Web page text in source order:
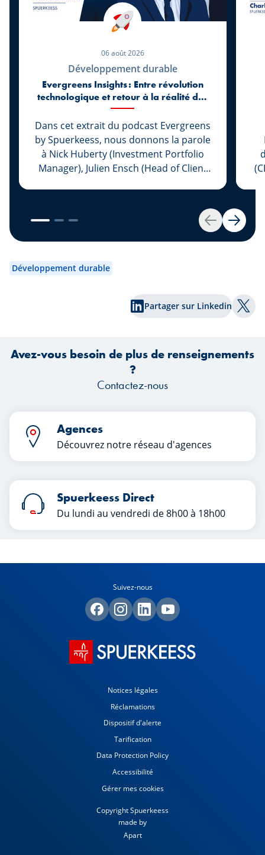
Retour
06 août 2026
Développement durable
Evergreens Insights : Entre révolution
technologique et retour à la réalité des
marchés
Dans cet extrait du podcast Evergreens
by Spuerkeess, nous donnons la parole
à Nick Huberty (Investment Portfolio
Manager), Julien Ensch (Head of Client
pour revenir sur les six premiers mois
de 2026. Entre l’essor spectaculaire de
l’intelligence artificielle, le retour des
politiques monétaires et les nouvelles
une nouvelle fois réservé leur lot de
Développement durable
Partager sur Linkedin
Avez-vous besoin de plus de renseignements
?
Contactez-nous
Agences
Découvrez notre réseau d'agences
Spuerkeess Direct
Du lundi au vendredi de 8h00 à 18h00
Suivez-nous
Notices légales
Réclamations
Dispositif d'alerte
Tarification
Data Protection Policy
Accessibilité
Gérer mes cookies
Copyright Spuerkeess
made by
Apart